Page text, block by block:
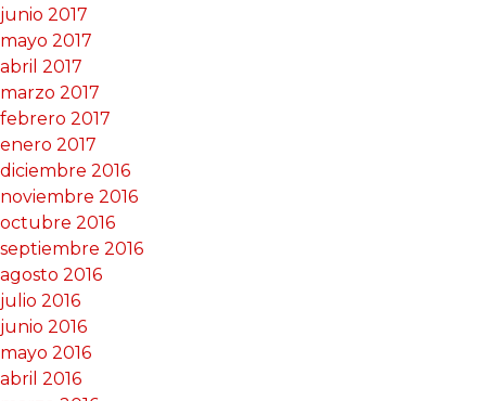
junio 2017
mayo 2017
abril 2017
marzo 2017
febrero 2017
enero 2017
diciembre 2016
noviembre 2016
octubre 2016
septiembre 2016
agosto 2016
julio 2016
junio 2016
mayo 2016
abril 2016